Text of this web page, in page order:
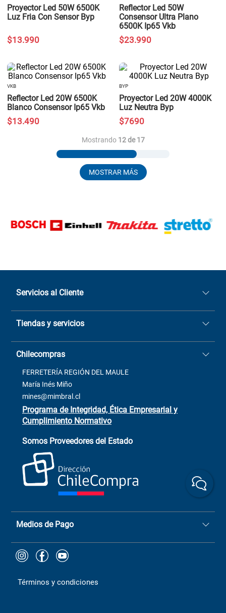
Proyector Led 50W 6500K
Luz Fria Con Sensor Byp
$13.990
Reflector Led 50W
Consensor Ultra Plano
6500K Ip65 Vkb
$23.990
VKB
Reflector Led 20W 6500K
Blanco Consensor Ip65 Vkb
$13.490
BYP
Proyector Led 20W 4000K
Luz Neutra Byp
$7690
Mostrando 12 de 17
MOSTRAR MÁS
Servicios al Cliente
Quiénes somos
Sucursales
Términos y condiciones
Contacto
Venta Terreno
Trabaja con Nosotros
+(73) 256
ChileCompras
+56 9 9888 9549
Tiendas y servicios
Casa Matriz: Avenida Chorrillos
2137 San Javier, Fono (73)
Chilecompras
FERRETERÍA REGIÓN DEL MAULE
María Inés Miño
mines@mimbral.cl
Programa de Integridad, Ética Empresarial y
Cumplimiento Normativo
Somos Proveedores del Estado
Medios de Pago
Términos y condiciones